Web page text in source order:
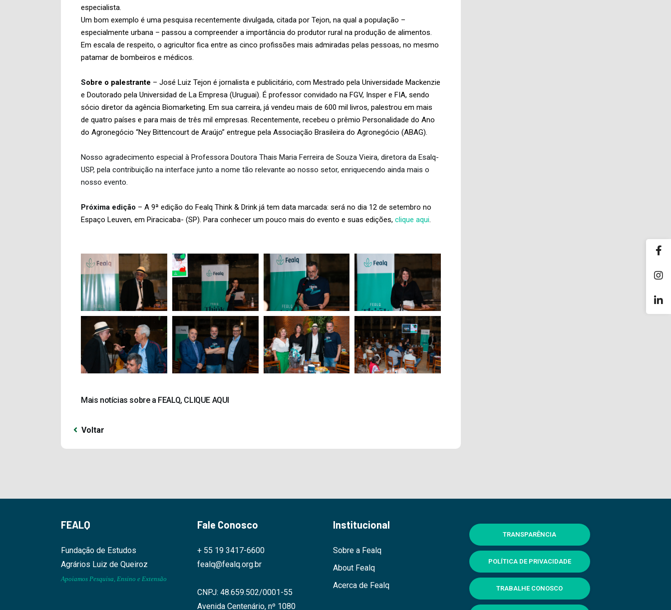
especialista.
Um bom exemplo é uma pesquisa recentemente divulgada, citada por Tejon, na qual a população –
especialmente urbana – passou a compreender a importância do produtor rural na produção de alimentos.
Em escala de respeito, o agricultor fica entre as cinco profissões mais admiradas pelas pessoas, no mesmo
patamar de bombeiros e médicos.
Sobre o palestrante – José Luiz Tejon é jornalista e publicitário, com Mestrado pela Universidade Mackenzie
e Doutorado pela Universidad de La Empresa (Uruguai). É professor convidado na FGV, Insper e FIA, sendo
sócio diretor da agência Biomarketing. Em sua carreira, já vendeu mais de 600 mil livros, palestrou em mais
de quatro países e para mais de três mil empresas. Recentemente, recebeu o prêmio Personalidade do Ano
do Agronegócio “Ney Bittencourt de Araújo” entregue pela Associação Brasileira do Agronegócio (ABAG).
Nosso agradecimento especial à Professora Doutora Thais Maria Ferreira de Souza Vieira, diretora da Esalq-
USP, pela contribuição na interface junto a nome tão relevante ao nosso setor, enriquecendo ainda mais o
nosso evento.
Próxima edição – A 9ª edição do Fealq Think & Drink já tem data marcada: será no dia 12 de setembro no
Espaço Leuven, em Piracicaba- (SP). Para conhecer um pouco mais do evento e suas edições, clique aqui.
Mais notícias sobre a FEALQ, CLIQUE AQUI
Voltar
FEALQ
Fundação de Estudos
Agrários Luiz de Queiroz
Apoiamos Pesquisa, Ensino e Extensão
Fale Conosco
+ 55 19 3417-6600
fealq@fealq.org.br
CNPJ: 48.659.502/0001-55
Avenida Centenário, nº 1080
Institucional
Sobre a Fealq
About Fealq
Acerca de Fealq
TRANSPARÊNCIA
POLÍTICA DE PRIVACIDADE
TRABALHE CONOSCO